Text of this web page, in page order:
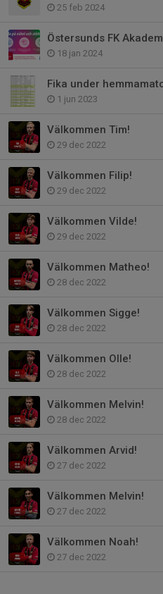
25 feb 2024
18 jan 2024
Fika under
1 jun 2023
Välkommen Tim!
29 dec 2022
Välkommen Filip!
29 dec 2022
Välkommen Vilde!
29 dec 2022
Välkommen Matheo!
28 dec 2022
Välkommen Sigge!
28 dec 2022
Välkommen Olle!
28 dec 2022
Välkommen Melvin!
28 dec 2022
Välkommen Arvid!
27 dec 2022
Välkommen Melvin!
27 dec 2022
Välkommen Noah!
27 dec 2022